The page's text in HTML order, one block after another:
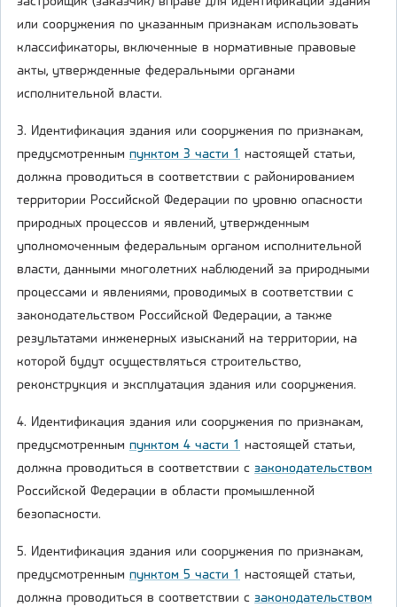
или сооружения по указанным признакам использовать
классификаторы, включенные в нормативные правовые
акты, утвержденные федеральными органами
исполнительной власти.
3. Идентификация здания или сооружения по признакам,
предусмотренным пунктом 3 части 1 настоящей статьи,
должна проводиться в соответствии с районированием
территории Российской Федерации по уровню опасности
природных процессов и явлений, утвержденным
уполномоченным федеральным органом исполнительной
власти, данными многолетних наблюдений за природными
процессами и явлениями, проводимых в соответствии с
законодательством Российской Федерации, а также
результатами инженерных изысканий на территории, на
которой будут осуществляться строительство,
реконструкция и эксплуатация здания или сооружения.
4. Идентификация здания или сооружения по признакам,
предусмотренным пунктом 4 части 1 настоящей статьи,
должна проводиться в соответствии с законодательством
Российской Федерации в области промышленной
безопасности.
5. Идентификация здания или сооружения по признакам,
предусмотренным пунктом 5 части 1 настоящей статьи,
должна проводиться в соответствии с законодательством